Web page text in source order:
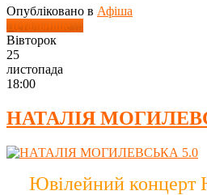
Опубліковано в Афіша
Детальніше ...
Вівторок
25
листопада
18:00
НАТАЛІЯ
Ювілейний концерт